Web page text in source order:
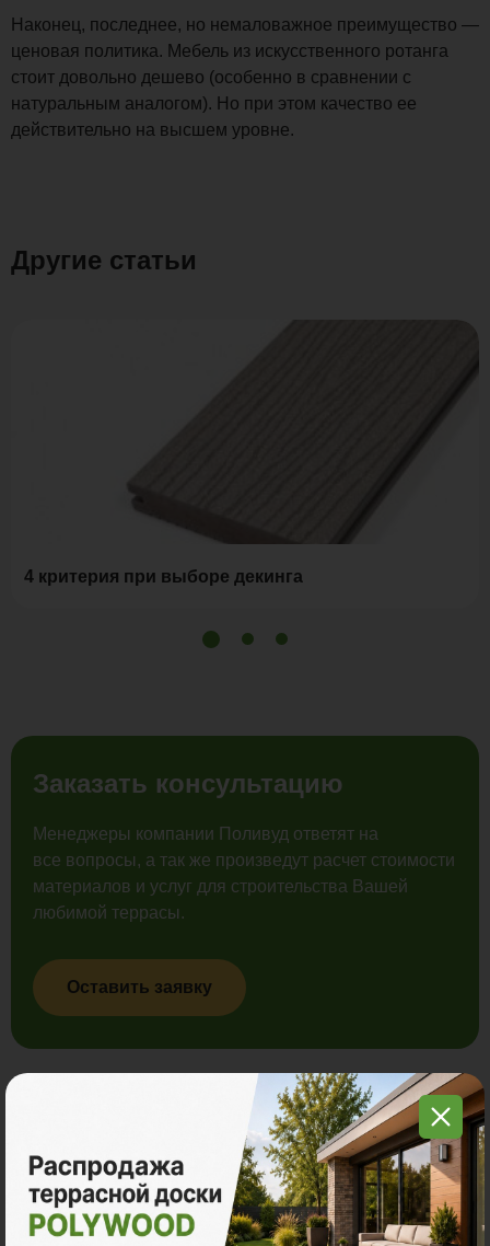
Наконец, последнее, но немаловажное преимущество —
ценовая политика. Мебель из искусственного ротанга
стоит довольно дешево (особенно в сравнении с
натуральным аналогом). Но при этом качество ее
действительно на высшем уровне.
Другие статьи
4 критерия при выборе декинга
Заказать консультацию
Менеджеры компании Поливуд ответят на
все вопросы, а так же произведут расчет стоимости
материалов и услуг для строительства Вашей
любимой террасы.
Оставить заявку
Ознакомьтесь с нашей
продукцией